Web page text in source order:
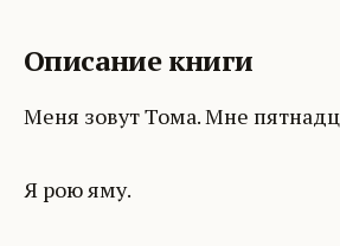
Описание книги
Меня зовут Тома. Мне
Я рою яму.